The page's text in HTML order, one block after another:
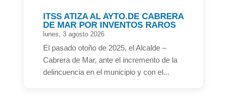
ITSS ATIZA AL AYTO.DE CABRERA
DE MAR POR INVENTOS RAROS
lunes, 3 agosto 2026
El pasado otoño de 2025, el Alcalde –
Cabrera de Mar, ante el incremento de la
delincuencia en el municipio y con el...